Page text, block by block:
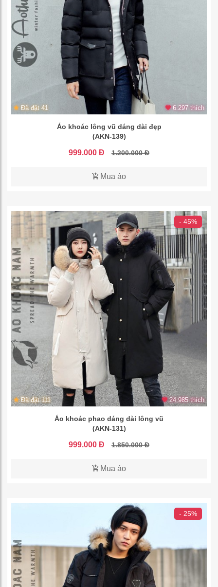
Đã đặt 41 6.297 thích
Áo khoác lông vũ dáng dài đẹp
(AKN-139)
999.000 Đ 1.200.000 Đ
Mua áo
- 45%
Đã đặt 111 24.985 thích
Áo khoác phao dáng dài lông vũ
(AKN-131)
999.000 Đ 1.850.000 Đ
Mua áo
- 25%